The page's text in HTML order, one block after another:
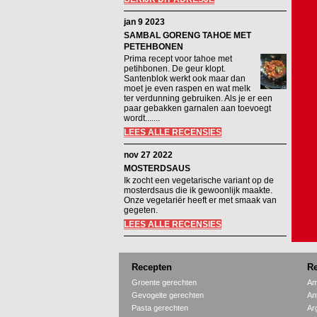
jan 9 2023
SAMBAL GORENG TAHOE MET
PETEHBONEN
Prima recept voor tahoe met
petihbonen. De geur klopt.
Santenblok werkt ook maar dan
moet je even raspen en wat melk
ter verdunning gebruiken. Als je er een
paar gebakken garnalen aan toevoegt
wordt.......
LEES ALLE RECENSIES
nov 27 2022
MOSTERDSAUS
Ik zocht een vegetarische variant op de
mosterdsaus die ik gewoonlijk maakte.
Onze vegetariër heeft er met smaak van
gegeten.
LEES ALLE RECENSIES
Recepten
Groente gerechten
Gevogelte gerechten
Pasta gerechten